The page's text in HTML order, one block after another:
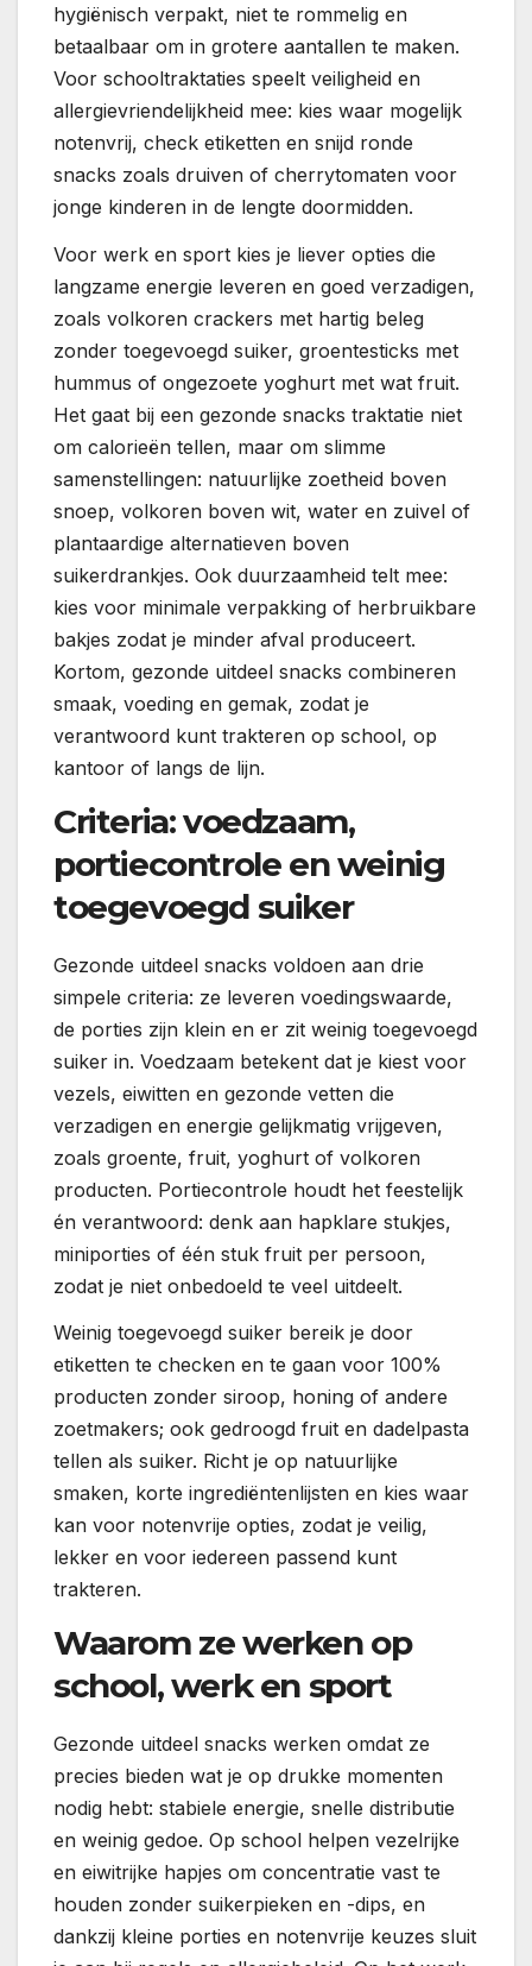
hygiënisch verpakt, niet te rommelig en
betaalbaar om in grotere aantallen te maken.
Voor schooltraktaties speelt veiligheid en
allergievriendelijkheid mee: kies waar mogelijk
notenvrij, check etiketten en snijd ronde
snacks zoals druiven of cherrytomaten voor
jonge kinderen in de lengte doormidden.
Voor werk en sport kies je liever opties die
langzame energie leveren en goed verzadigen,
zoals volkoren crackers met hartig beleg
zonder toegevoegd suiker, groentesticks met
hummus of ongezoete yoghurt met wat fruit.
Het gaat bij een gezonde snacks traktatie niet
om calorieën tellen, maar om slimme
samenstellingen: natuurlijke zoetheid boven
snoep, volkoren boven wit, water en zuivel of
plantaardige alternatieven boven
suikerdrankjes. Ook duurzaamheid telt mee:
kies voor minimale verpakking of herbruikbare
bakjes zodat je minder afval produceert.
Kortom, gezonde uitdeel snacks combineren
smaak, voeding en gemak, zodat je
verantwoord kunt trakteren op school, op
kantoor of langs de lijn.
Criteria: voedzaam,
portiecontrole en weinig
toegevoegd suiker
Gezonde uitdeel snacks voldoen aan drie
simpele criteria: ze leveren voedingswaarde,
de porties zijn klein en er zit weinig toegevoegd
suiker in. Voedzaam betekent dat je kiest voor
vezels, eiwitten en gezonde vetten die
verzadigen en energie gelijkmatig vrijgeven,
zoals groente, fruit, yoghurt of volkoren
producten. Portiecontrole houdt het feestelijk
én verantwoord: denk aan hapklare stukjes,
miniporties of één stuk fruit per persoon,
zodat je niet onbedoeld te veel uitdeelt.
Weinig toegevoegd suiker bereik je door
etiketten te checken en te gaan voor 100%
producten zonder siroop, honing of andere
zoetmakers; ook gedroogd fruit en dadelpasta
tellen als suiker. Richt je op natuurlijke
smaken, korte ingrediëntenlijsten en kies waar
kan voor notenvrije opties, zodat je veilig,
lekker en voor iedereen passend kunt
trakteren.
Waarom ze werken op
school, werk en sport
Gezonde uitdeel snacks werken omdat ze
precies bieden wat je op drukke momenten
nodig hebt: stabiele energie, snelle distributie
en weinig gedoe. Op school helpen vezelrijke
en eiwitrijke hapjes om concentratie vast te
houden zonder suikerpieken en -dips, en
dankzij kleine porties en notenvrije keuzes sluit